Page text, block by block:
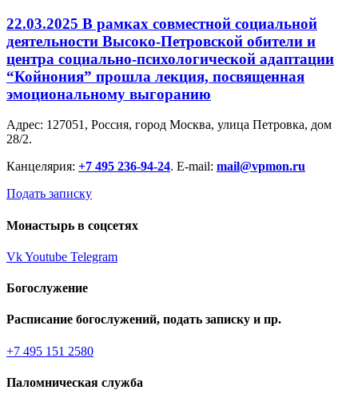
22.03.2025 В рамках совместной социальной
деятельности Высоко-Петровской обители и
центра социально-психологической адаптации
“Койнония” прошла лекция, посвященная
эмоциональному выгоранию
Адрес: 127051, Россия, город Москва, улица Петровка, дом
28/2.
Канцелярия: +7 495 236-94-24. E-mail: mail@vpmon.ru
Подать записку
Монастырь в соцсетях
VkYoutube Telegram
Богослужение
Расписание богослужений, подать записку и пр.
+7 495 151 2580
Паломническая служба